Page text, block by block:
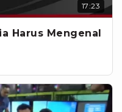
17:23
Harus Mengenal